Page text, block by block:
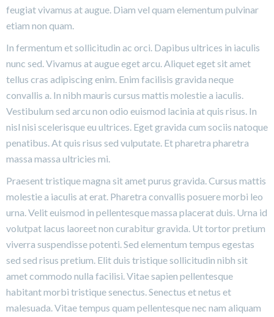
feugiat vivamus at augue. Diam vel quam elementum pulvinar
etiam non quam.
In fermentum et sollicitudin ac orci. Dapibus ultrices in iaculis
nunc sed. Vivamus at augue eget arcu. Aliquet eget sit amet
tellus cras adipiscing enim. Enim facilisis gravida neque
convallis a. In nibh mauris cursus mattis molestie a iaculis.
Vestibulum sed arcu non odio euismod lacinia at quis risus. In
nisl nisi scelerisque eu ultrices. Eget gravida cum sociis natoque
penatibus. At quis risus sed vulputate. Et pharetra pharetra
massa massa ultricies mi.
Praesent tristique magna sit amet purus gravida. Cursus mattis
molestie a iaculis at erat. Pharetra convallis posuere morbi leo
urna. Velit euismod in pellentesque massa placerat duis. Urna id
volutpat lacus laoreet non curabitur gravida. Ut tortor pretium
viverra suspendisse potenti. Sed elementum tempus egestas
sed sed risus pretium. Elit duis tristique sollicitudin nibh sit
amet commodo nulla facilisi. Vitae sapien pellentesque
habitant morbi tristique senectus. Senectus et netus et
malesuada. Vitae tempus quam pellentesque nec nam aliquam